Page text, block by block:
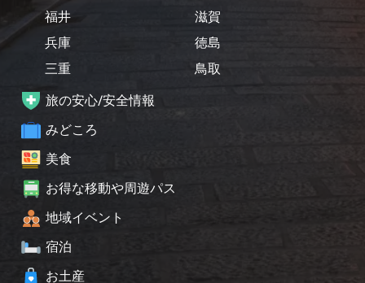
福井
兵庫
三重
滋賀
徳島
鳥取
旅の安心/安全情報
みどころ
美食
お得な移動や周遊パス
地域イベント
宿泊
お土産